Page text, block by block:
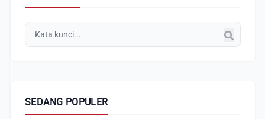
SEDANG POPULER